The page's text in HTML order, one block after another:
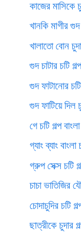
কাজের মাসিকে
খানকি মাগীর
খালাতো বোন
গুদ চাটার চটি গল্প
গুদ ফাটানোর
গুদ ফাটিয়ে দিল
গে চটি গল্প বাংলা
গ্যাং ব্যাং বাংলা
গ্রুপ সেক্স চটি
চাচা ভাতিজির
চোদাচুদির চটি
ছাত্রীকে চুদার